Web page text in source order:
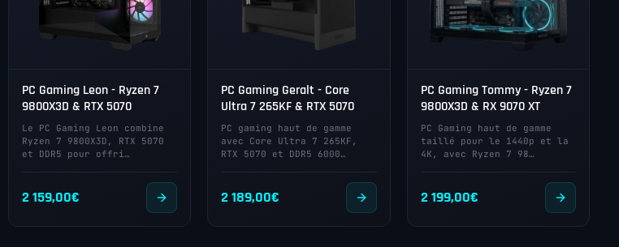
PC Gaming Leon - Ryzen 7
9800X3D & RTX 5070
Le PC Gaming Leon combine
Ryzen 7 9800X3D, RTX 5070
et DDR5 pour offri…
2 159,00€
PC Gaming Geralt - Core
Ultra 7 265KF & RTX 5070
PC gaming haut de gamme
avec Core Ultra 7 265KF,
RTX 5070 et DDR5 6000…
2 189,00€
PC Gaming Tommy - Ryzen 7
9800X3D & RX 9070 XT
PC Gaming haut de gamme
taillé pour le 1440p et la
4K, avec Ryzen 7 98…
2 199,00€